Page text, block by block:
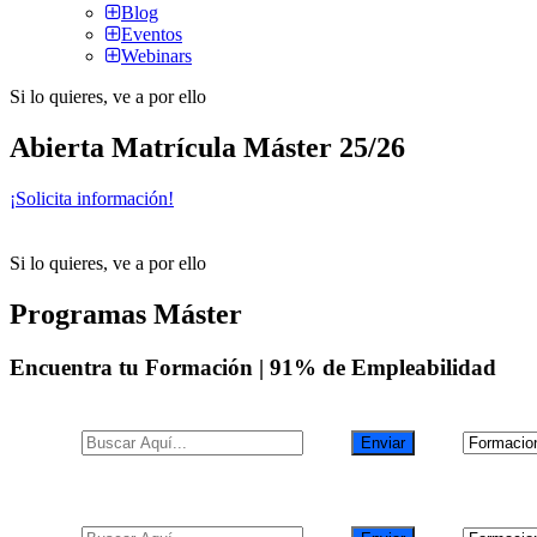
Blog
Eventos
Webinars
Si lo quieres, ve a por ello
Abierta Matrícula Máster 25/26
¡Solicita información!
Si lo quieres, ve a por ello
Programas Máster
Encuentra tu Formación | 91% de Empleabilidad